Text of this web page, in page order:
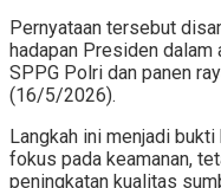
Pernyataan tersebut
hadapan Presiden dalam
SPPG Polri dan panen
(16/5/2026).
Langkah ini menjadi
fokus pada keamanan,
peningkatan kualitas